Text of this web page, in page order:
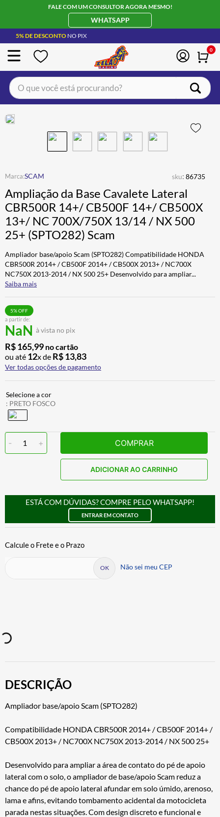
FALE COM UM CONSULTOR AGORA MESMO!
WHATSAPP
5% DE DESCONTO NO PIX
0
O que você está procurando?
SCAM sku: 86735
Ampliação da Base Cavalete Lateral
CBR500R 14+/ CB500F 14+/ CB500X
13+/ NC 700X/750X 13/14 / NX 500
25+ (SPTO282) Scam
Ampliador base/apoio Scam (SPTO282) Compatibilidade HONDA
CBR500R 2014+ / CB500F 2014+ / CB500X 2013+ / NC700X
NC750X 2013-2014 / NX 500 25+ Desenvolvido para ampliar...
Saiba mais
a partir de:
NaN à vista no pix
5% OFF
R$165,99 no cartão
ou até 12x de R$13,83
Ver todas opções de pagamento
: PRETO FOSCO
- 1 + COMPRAR
ADICIONAR AO CARRINHO
ESTÁ COM DÚVIDAS? COMPRE PELO WHATSAPP!
ENTRAR EM CONTATO
Não sei meu CEP
DESCRIÇÃO
Ampliador base/apoio Scam (SPTO282)
Compatibilidade HONDA CBR500R 2014+ / CB500F 2014+ /
CB500X 2013+ / NC700X NC750X 2013-2014 / NX 500 25+
Desenvolvido para ampliar a área de contato do pé de apoio
lateral com o solo, o ampliador de base/apoio Scam reduz a
chance do pé de apoio lateral afundar em solo úmido, arenoso,
lama e afins, evitando tombamento acidental da motocicleta
parada nestas situações. Com design discreto e funcional e
BOTA
4º ÓCULOS SOLAR
5º LUVA
6º BAU
º CALÇA
9º AIROH
10º BOTAS